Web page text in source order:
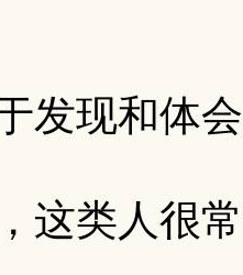
发现和体
这类人很